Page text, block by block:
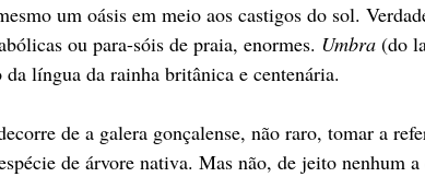
um oásis em meio aos castigos do sol.
ou para-sóis de praia, enormes. Umbra (do
língua da rainha britânica e centenária.
de a galera gonçalense, não raro, tomar a
de árvore nativa. Mas não, de jeito nenhum